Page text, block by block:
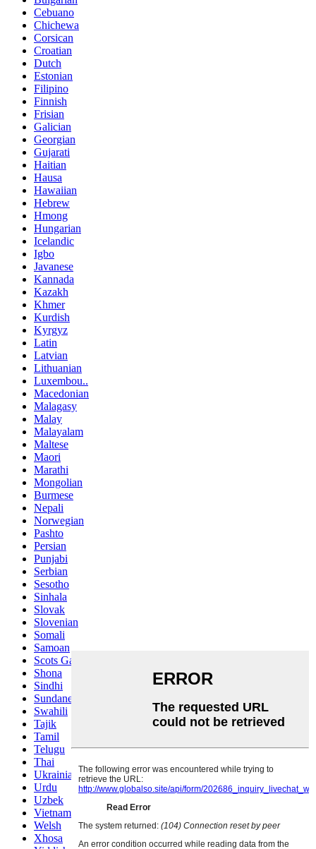
Cebuano
Chichewa
Corsican
Croatian
Dutch
Estonian
Filipino
Finnish
Frisian
Galician
Georgian
Gujarati
Haitian
Hausa
Hawaiian
Hebrew
Hmong
Hungarian
Icelandic
Igbo
Javanese
Kannada
Kazakh
Khmer
Kurdish
Kyrgyz
Latin
Latvian
Lithuanian
Luxembou..
Macedonian
Malagasy
Malay
Malayalam
Maltese
Maori
Marathi
Mongolian
Burmese
Nepali
Norwegian
Pashto
Persian
Punjabi
Serbian
Sesotho
Sinhala
Slovak
Slovenian
Somali
Samoan
Scots Gaelic
Shona
Sindhi
Sundanese
Swahili
Tajik
Tamil
Telugu
Thai
Ukrainian
Urdu
Uzbek
Vietnamese
Welsh
Xhosa